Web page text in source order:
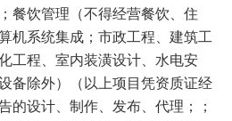
餐饮管理（不得经营餐饮、住
机系统集成；市政工程、建筑工
工程、室内装潢设计、水电安
备除外）（以上项目凭资质证经
的设计、制作、发布、代理；；